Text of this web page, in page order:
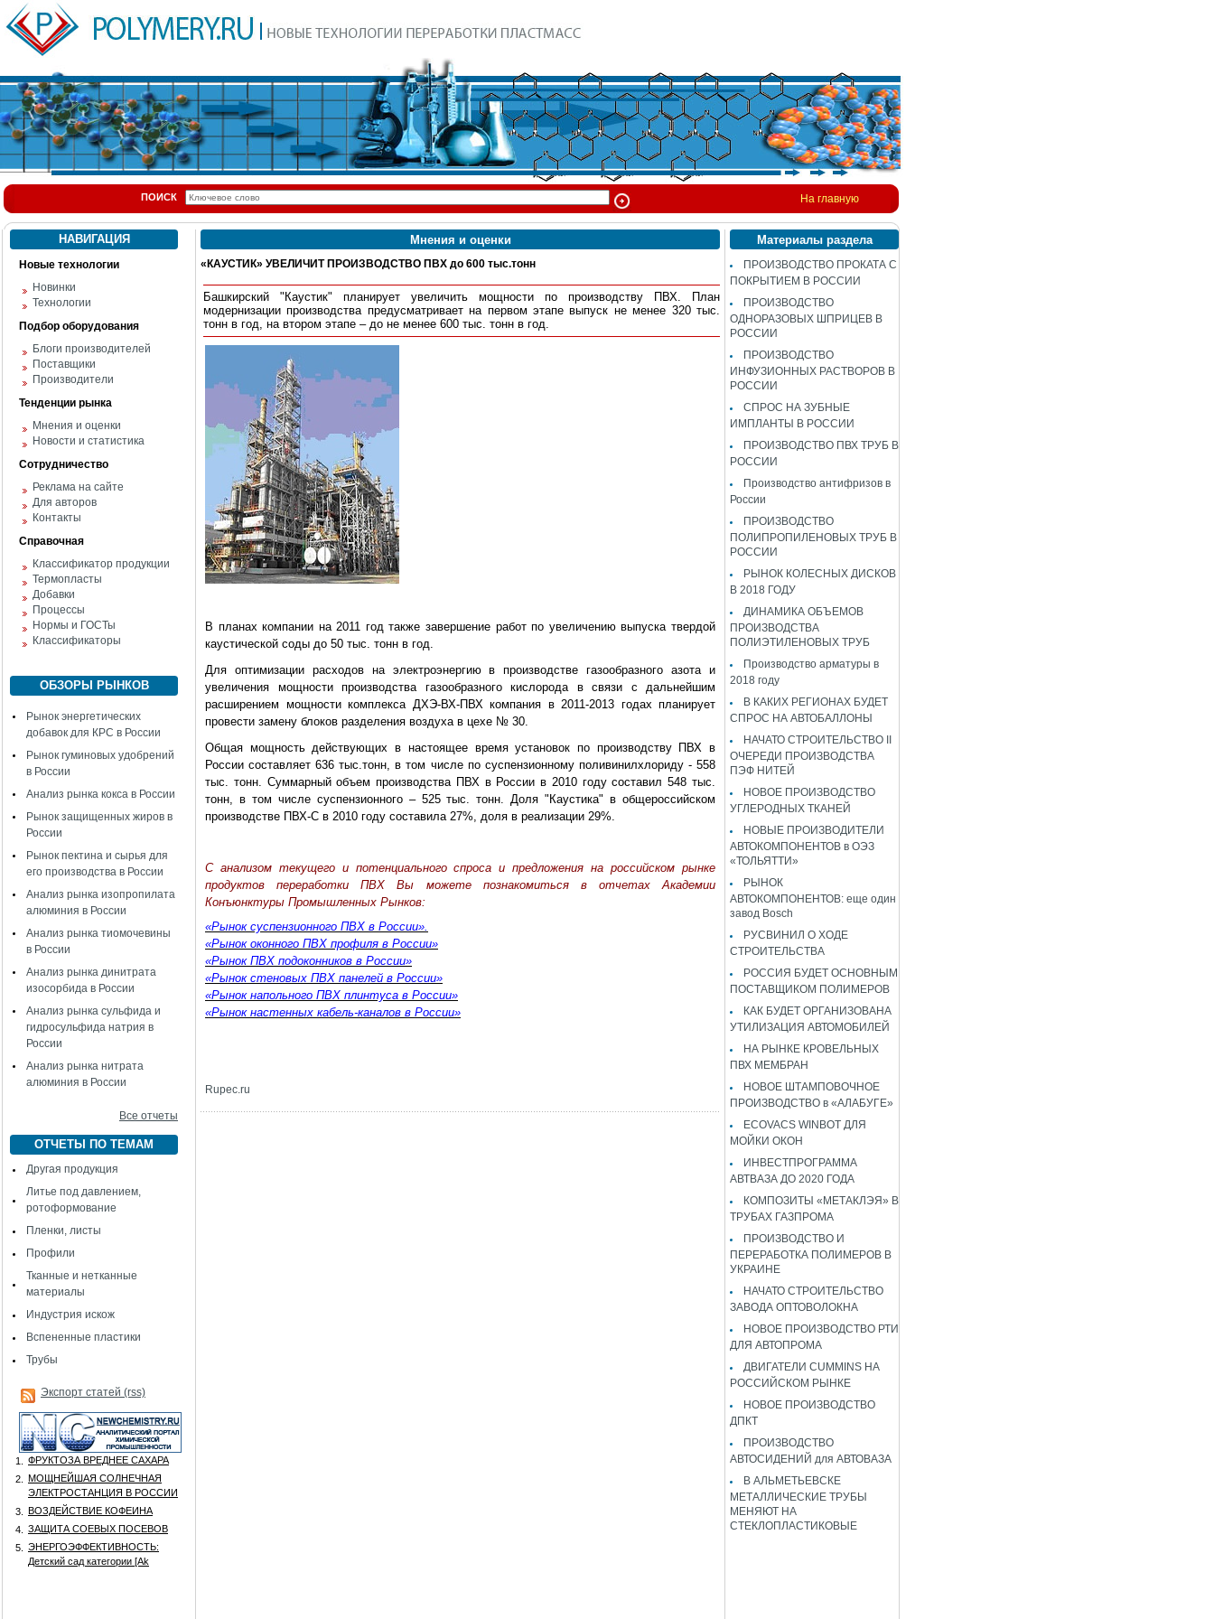
ПОИСК На главную
НАВИГАЦИЯ
Новые технологии
Новинки
Технологии
Подбор оборудования
Блоги производителей
Поставщики
Производители
Тенденции рынка
Мнения и оценки
Новости и статистика
Сотрудничество
Реклама на сайте
Для авторов
Контакты
Справочная
Классификатор продукции
Термопласты
Добавки
Процессы
Нормы и ГОСТы
Классификаторы
ОБЗОРЫ РЫНКОВ
Рынок энергетических
добавок для КРС в России
Рынок гуминовых удобрений
в России
Анализ рынка кокса в России
Рынок защищенных жиров в
России
Рынок пектина и сырья для
его производства в России
Анализ рынка изопропилата
алюминия в России
Анализ рынка тиомочевины
в России
Анализ рынка динитрата
изосорбида в России
Анализ рынка сульфида и
гидросульфида натрия в
России
Анализ рынка нитрата
алюминия в России
Все отчеты
ОТЧЕТЫ ПО ТЕМАМ
Другая продукция
Литье под давлением,
ротоформование
Пленки, листы
Профили
Тканные и нетканные
материалы
Индустрия искож
Вспененные пластики
Трубы
Экспорт статей (rss)
1.
ФРУКТОЗА ВРЕДНЕЕ САХАРА
2.
МОЩНЕЙШАЯ СОЛНЕЧНАЯ
ЭЛЕКТРОСТАНЦИЯ В РОССИИ
3.
ВОЗДЕЙСТВИЕ КОФЕИНА
4.
ЗАЩИТА СОЕВЫХ ПОСЕВОВ
5.
ЭНЕРГОЭФФЕКТИВНОСТЬ:
Детский сад категории [Аk
Мнения и оценки
«КАУСТИК» УВЕЛИЧИТ ПРОИЗВОДСТВО ПВХ до 600 тыс.тонн
Башкирский "Каустик" планирует увеличить мощности по производству ПВХ. План
модернизации производства предусматривает на первом этапе выпуск не менее 320 тыс.
тонн в год, на втором этапе – до не менее 600 тыс. тонн в год.
В планах компании на 2011 год также завершение работ по увеличению выпуска твердой
каустической соды до 50 тыс. тонн в год.
Для оптимизации расходов на электроэнергию в производстве газообразного азота и
увеличения мощности производства газообразного кислорода в связи с дальнейшим
расширением мощности комплекса ДХЭ-ВХ-ПВХ компания в 2011-2013 годах планирует
провести замену блоков разделения воздуха в цехе № 30.
Общая мощность действующих в настоящее время установок по производству ПВХ в
России составляет 636 тыс.тонн, в том числе по суспензионному поливинилхлориду - 558
тыс. тонн. Суммарный объем производства ПВХ в России в 2010 году составил 548 тыс.
тонн, в том числе суспензионного – 525 тыс. тонн. Доля "Каустика" в общероссийском
производстве ПВХ-С в 2010 году составила 27%, доля в реализации 29%.
С анализом текущего и потенциального спроса и предложения на российском рынке
продуктов переработки ПВХ Вы можете познакомиться в отчетах Академии
Конъюнктуры Промышленных Рынков:
«Рынок суспензионного ПВХ в России».
«Рынок оконного ПВХ профиля в России»
«Рынок ПВХ подоконников в России»
«Рынок стеновых ПВХ панелей в России»
«Рынок напольного ПВХ плинтуса в России»
«Рынок настенных кабель-каналов в России»
Rupec.ru
Материалы раздела
ПРОИЗВОДСТВО ПРОКАТА С
ПОКРЫТИЕМ В РОССИИ
ПРОИЗВОДСТВО
ОДНОРАЗОВЫХ ШПРИЦЕВ В
РОССИИ
ПРОИЗВОДСТВО
ИНФУЗИОННЫХ РАСТВОРОВ В
РОССИИ
СПРОС НА ЗУБНЫЕ
ИМПЛАНТЫ В РОССИИ
ПРОИЗВОДСТВО ПВХ ТРУБ В
РОССИИ
Производство антифризов в
России
ПРОИЗВОДСТВО
ПОЛИПРОПИЛЕНОВЫХ ТРУБ В
РОССИИ
РЫНОК КОЛЕСНЫХ ДИСКОВ
В 2018 ГОДУ
ДИНАМИКА ОБЪЕМОВ
ПРОИЗВОДСТВА
ПОЛИЭТИЛЕНОВЫХ ТРУБ
Производство арматуры в
2018 году
В КАКИХ РЕГИОНАХ БУДЕТ
СПРОС НА АВТОБАЛЛОНЫ
НАЧАТО СТРОИТЕЛЬСТВО II
ОЧЕРЕДИ ПРОИЗВОДСТВА
ПЭФ НИТЕЙ
НОВОЕ ПРОИЗВОДСТВО
УГЛЕРОДНЫХ ТКАНЕЙ
НОВЫЕ ПРОИЗВОДИТЕЛИ
АВТОКОМПОНЕНТОВ в ОЭЗ
«ТОЛЬЯТТИ»
РЫНОК
АВТОКОМПОНЕНТОВ: еще один
завод Bosch
РУСВИНИЛ О ХОДЕ
СТРОИТЕЛЬСТВА
РОССИЯ БУДЕТ ОСНОВНЫМ
ПОСТАВЩИКОМ ПОЛИМЕРОВ
КАК БУДЕТ ОРГАНИЗОВАНА
УТИЛИЗАЦИЯ АВТОМОБИЛЕЙ
НА РЫНКЕ КРОВЕЛЬНЫХ
ПВХ МЕМБРАН
НОВОЕ ШТАМПОВОЧНОЕ
ПРОИЗВОДСТВО в «АЛАБУГЕ»
ECOVACS WINBOT ДЛЯ
МОЙКИ ОКОН
ИНВЕСТПРОГРАММА
АВТВАЗА ДО 2020 ГОДА
КОМПОЗИТЫ «МЕТАКЛЭЯ» В
ТРУБАХ ГАЗПРОМА
ПРОИЗВОДСТВО И
ПЕРЕРАБОТКА ПОЛИМЕРОВ В
УКРАИНЕ
НАЧАТО СТРОИТЕЛЬСТВО
ЗАВОДА ОПТОВОЛОКНА
НОВОЕ ПРОИЗВОДСТВО РТИ
ДЛЯ АВТОПРОМА
ДВИГАТЕЛИ CUMMINS НА
РОССИЙСКОМ РЫНКЕ
НОВОЕ ПРОИЗВОДСТВО
ДПКТ
ПРОИЗВОДСТВО
АВТОСИДЕНИЙ для АВТОВАЗА
В АЛЬМЕТЬЕВСКЕ
МЕТАЛЛИЧЕСКИЕ ТРУБЫ
МЕНЯЮТ НА
СТЕКЛОПЛАСТИКОВЫЕ